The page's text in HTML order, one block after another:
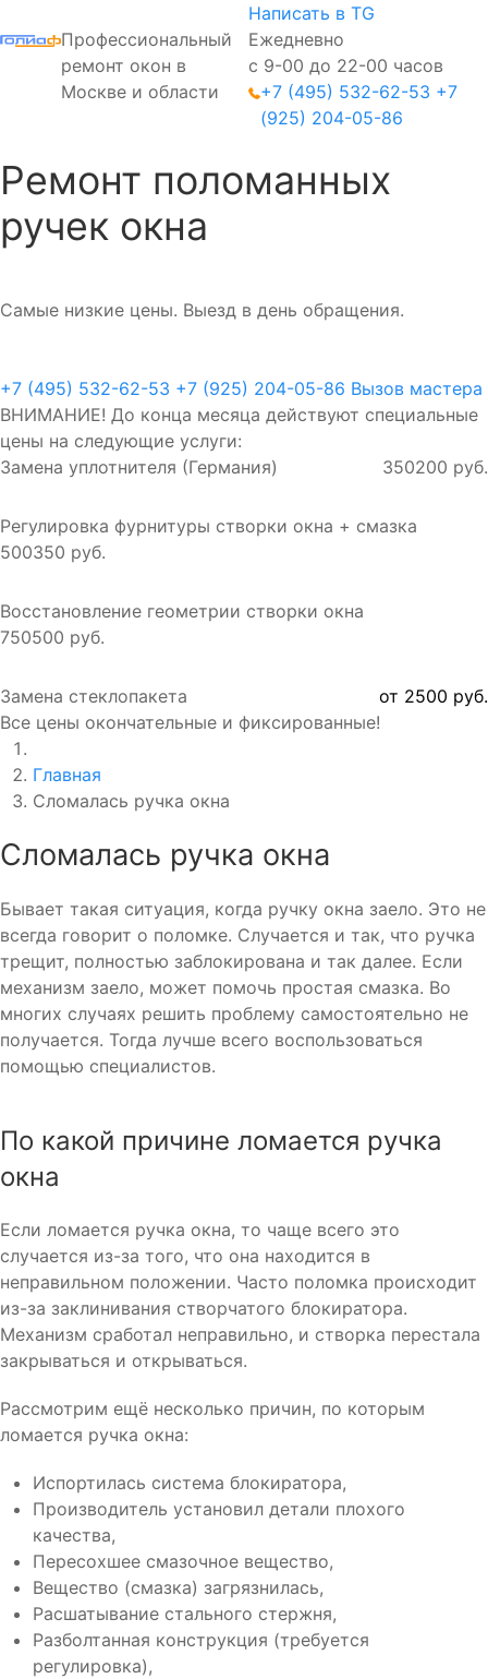
Профессиональный
ремонт окон в
Москве и области
Написать в TG
Ежедневно
с 9-00 до 22-00 часов
+7 (495) 532-62-53 +7
(925) 204-05-86
Ремонт поломанных
ручек окна
Самые низкие цены. Выезд в день обращения.
+7 (495) 532-62-53 +7 (925) 204-05-86 Вызов мастера
ВНИМАНИЕ! До конца месяца действуют специальные
цены на следующие услуги:
Замена уплотнителя (Германия)
350200 руб.
Регулировка фурнитуры створки окна + смазка
500350 руб.
Восстановление геометрии створки окна
750500 руб.
Замена стеклопакета
от 2500 руб.
Все цены окончательные и фиксированные!
Главная
Сломалась ручка окна
Сломалась ручка окна
Бывает такая ситуация, когда ручку окна заело. Это не
всегда говорит о поломке. Случается и так, что ручка
трещит, полностью заблокирована и так далее. Если
механизм заело, может помочь простая смазка. Во
многих случаях решить проблему самостоятельно не
получается. Тогда лучше всего воспользоваться
помощью специалистов.
По какой причине ломается ручка
окна
Если ломается ручка окна, то чаще всего это
случается из-за того, что она находится в
неправильном положении. Часто поломка происходит
из-за заклинивания створчатого блокиратора.
Механизм сработал неправильно, и створка перестала
закрываться и открываться.
Рассмотрим ещё несколько причин, по которым
ломается ручка окна:
Испортилась система блокиратора,
Производитель установил детали плохого
качества,
Пересохшее смазочное вещество,
Вещество (смазка) загрязнилась,
Расшатывание стального стержня,
Разболтанная конструкция (требуется
регулировка),